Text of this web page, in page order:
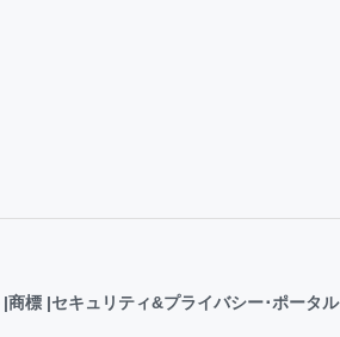
商標 セキュリティ&プライバシー･ポータル